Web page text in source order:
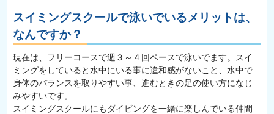
スイミングスクールで泳いでいるメリットは、
なんですか？
現在は、フリーコースで週３～４回ペースで泳いでます。スイ
ミングをしていると水中にいる事に違和感がないこと、水中で
身体のバランスを取りやすい事、進むときの足の使い方になじ
みやすいです。
スイミングスクールにもダイビングを一緒に楽しんでいる仲間